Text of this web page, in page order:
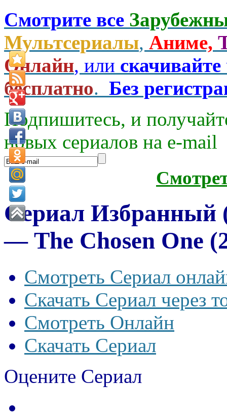
Смотрите все
Мультсериалы, Аниме,
Онлайн, или скачивайте
бесплатно. Без
Подпишитесь, и
новых сериалов на e-mаil
Сериал Избранный
— The Chosen One
Смотреть Сериал
Скачать Сериал через
Смотреть Онлайн
Скачать Сериал
Оцените Сериал